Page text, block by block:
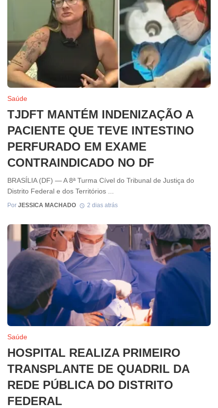
Saúde
TJDFT MANTÉM INDENIZAÇÃO A
PACIENTE QUE TEVE INTESTINO
PERFURADO EM EXAME
CONTRAINDICADO NO DF
BRASÍLIA (DF) — A 8ª Turma Cível do Tribunal de Justiça do
Distrito Federal e dos Territórios ...
Por JESSICA MACHADO 2 dias atrás
Saúde
HOSPITAL REALIZA PRIMEIRO
TRANSPLANTE DE QUADRIL DA
REDE PÚBLICA DO DISTRITO
FEDERAL